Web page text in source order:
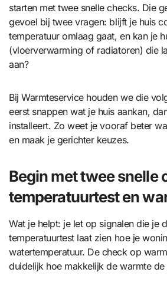
starten met twee snelle checks. Die
gevoel bij twee vragen: blijft je huis
temperatuur omlaag gaat, en kan je
(vloerverwarming of radiatoren) die
aan?
Bij Warmteservice houden we die
eerst snappen wat je huis aankan,
installeert. Zo weet je vooraf beter
en maak je gerichter keuzes.
Begin met twee snelle
temperatuurtest en
Wat je helpt: je let op signalen die je
temperatuurtest laat zien hoe je
watertemperatuur. De check op
duidelijk hoe makkelijk de warmte